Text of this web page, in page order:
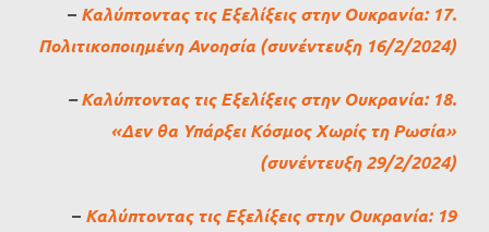
– Καλύπτοντας τις Εξελίξεις στην Ουκρανία: 17.
Πολιτικοποιημένη Ανοησία (συνέντευξη 16/2/2024)
–Καλύπτοντας τις Εξελίξεις στην Ουκρανία: 18.
«Δεν θα Υπάρξει Κόσμος Χωρίς τη Ρωσία»
(συνέντευξη 29/2/2024)
– Καλύπτοντας τις Εξελίξεις στην Ουκρανία: 19